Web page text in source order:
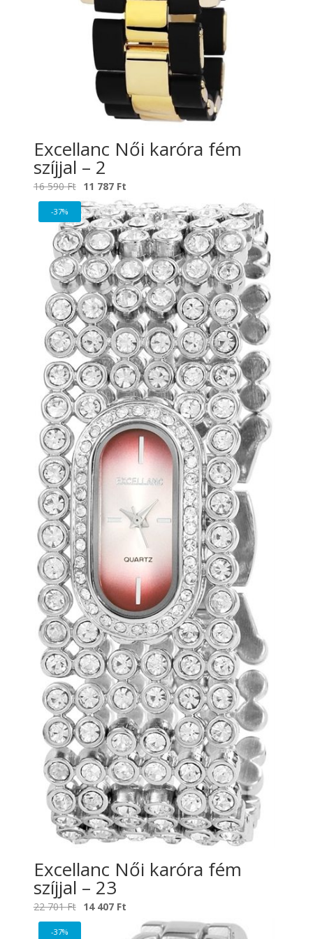
Excellanc Női karóra fém
szíjjal – 2
16 590Ft Original
price
was:
16
590 Ft.
11 787 Ft
price
is:
11
787 Ft.
-37%
Excellanc Női karóra fém
szíjjal – 23
22 701Ft Original
price
14 407 Ft
price
-37%